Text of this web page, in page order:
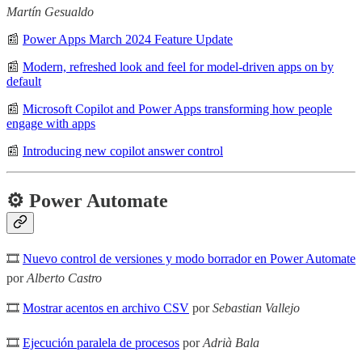
Martín Gesualdo
📰 Power Apps March 2024 Feature Update
📰 Modern, refreshed look and feel for model-driven apps on by
default
📰 Microsoft Copilot and Power Apps transforming how people
engage with apps
📰 Introducing new copilot answer control
⚙️ Power Automate
🎞 Nuevo control de versiones y modo borrador en Power Automate
porAlberto Castro
🎞 Mostrar acentos en archivo CSV porSebastian Vallejo
🎞 Ejecución paralela de procesos porAdrià Bala